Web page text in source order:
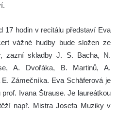
17 hodin v recitálu představí Eva
vážné hudby bude složen ze
zazní skladby J. S. Bacha, N.
A. Dvořáka, B. Martinů, A.
Zámečníka. Eva Schäferová je
Ivana Štrause. Je laureátkou
např. Mistra Josefa Muziky v